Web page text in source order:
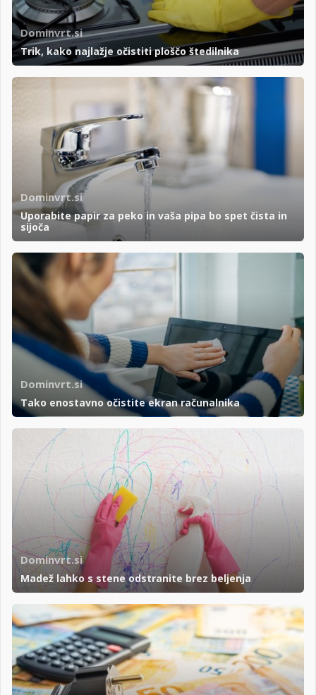
Dominvrt.si
Trik, kako najlažje očistiti ploščo štedilnika
Dominvrt.si
Uporabite papir za peko in vaša pipa bo spet čista in
sijoča
Dominvrt.si
Tako enostavno očistite ekran računalnika
Dominvrt.si
Madež lahko s stene odstranite brez beljenja